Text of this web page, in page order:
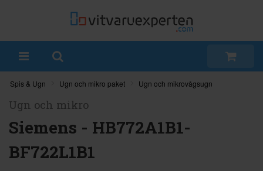
Spis & Ugn Ugn och mikro paket Ugn och mikrovågsugn
Ugn och mikro
Siemens - HB772A1B1-
BF722L1B1